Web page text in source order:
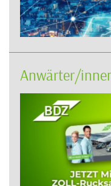
Anwärter/